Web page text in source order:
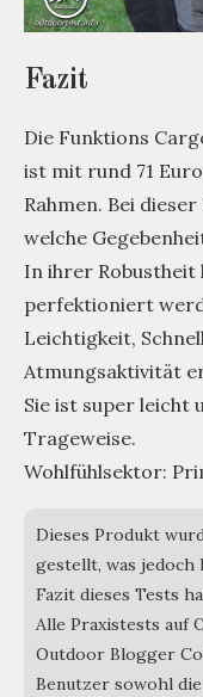
Fazit
Die Funktions
ist mit rund 71
Rahmen. Bei
welche
In ihrer Robustheit
perfektioniert
Leichtigkeit,
Atmungsaktivität
Sie ist super leicht
Trageweise.
Wohlfühlsektor:
Dieses Produkt
gestellt, was jedoch
Fazit dieses Tests
Alle Praxistests auf
Outdoor Blogger
Benutzer sowohl